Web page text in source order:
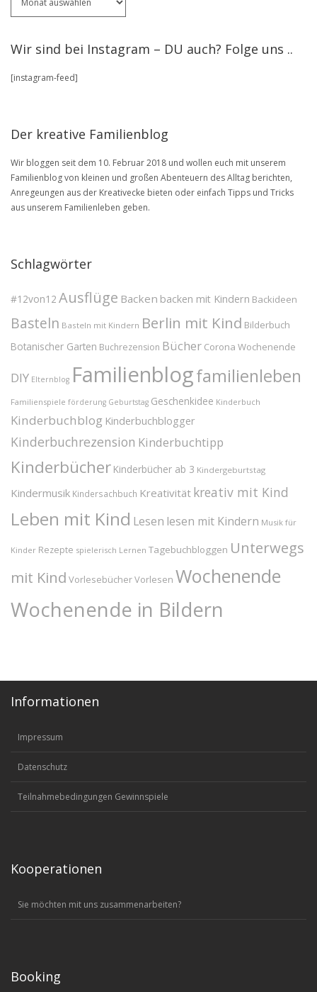
ältere
in
BLOG
Wir sind bei Instagram – DU auch? Folge uns ..
[instagram-feed]
Der kreative Familienblog
Wir bloggen seit dem 10. Februar 2018 und wollen euch mit unserem
Familienblog von kleinen und großen Abenteuern des Alltag berichten,
Anregeungen aus der Kreativecke bieten oder einfach Tipps und Tricks
aus unserem Familienleben geben.
Schlagwörter
#12von12 Ausflüge Backen backen mit Kindern Backideen
Basteln Basteln mit Kindern Berlin mit Kind Bilderbuch
Botanischer Garten Buchrezension Bücher Corona Wochenende
DIY Elternblog Familienblogfamilienleben
Familienspiele förderung Geburtstag Geschenkidee Kinderbuch
Kinderbuchblog Kinderbuchblogger
Kinderbuchrezension Kinderbuchtipp
Kinderbücher Kinderbücher ab 3 Kindergeburtstag
Kindermusik Kindersachbuch Kreativität kreativ mit Kind
Leben mit Kind Lesen lesen mit Kindern Musik für
Kinder Rezepte spielerisch Lernen Tagebuchbloggen Unterwegs
mit Kind VorlesebücherVorlesen Wochenende
Wochenende in Bildern
Informationen
Impressum
Datenschutz
Teilnahmebedingungen Gewinnspiele
Kooperationen
Sie möchten mit uns zusammenarbeiten?
Booking